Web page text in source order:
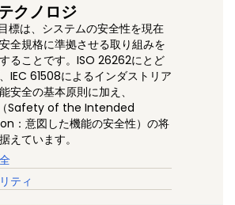
クノロジ
標は、システムの安全性を現在
全規格に準拠させる取り組みを
ることです。ISO 26262にとど
IEC 61508によるインダストリア
安全の基本原則に加え、
Safety of the Intended
：意図した機能の安全性）の将
えています。
ティ